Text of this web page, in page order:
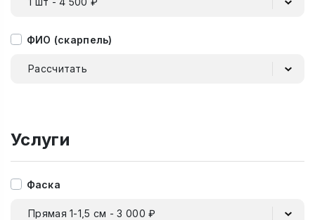
ФИО (скарпель)
Рассчитать
Услуги
Фаска
Прямая 1-1,5 см - 3 000 ₽